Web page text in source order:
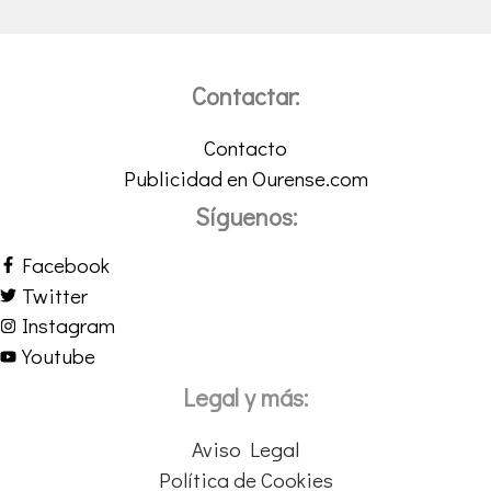
Contactar:
Contacto
Publicidad en Ourense.com
Síguenos:
Facebook
Twitter
Instagram
Youtube
Legal y más:
Aviso Legal
Política de Cookies